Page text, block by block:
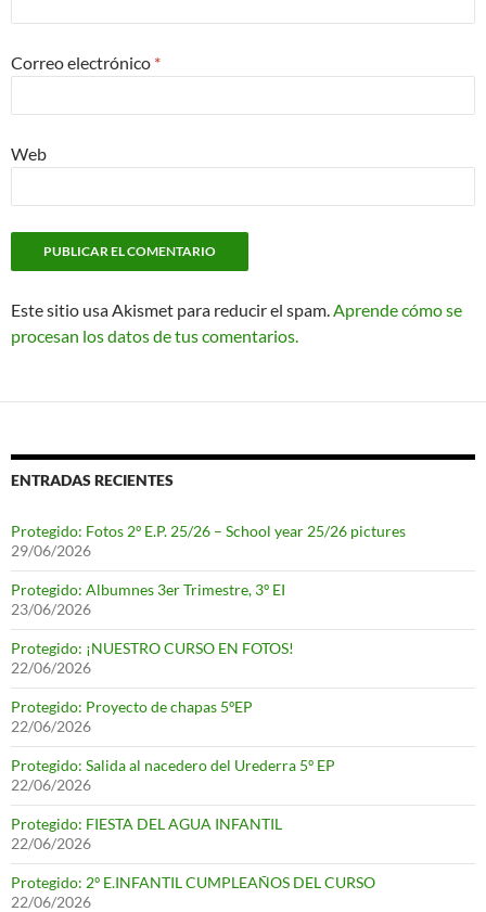
Correo electrónico *
Web
Este sitio usa Akismet para reducir el spam.Aprende cómo se
procesan los datos de tus comentarios.
ENTRADAS RECIENTES
Protegido: Fotos 2º E.P. 25/26 – School year 25/26 pictures
29/06/2026
Protegido: Albumnes 3er Trimestre, 3º EI
23/06/2026
Protegido: ¡NUESTRO CURSO EN FOTOS!
22/06/2026
Protegido: Proyecto de chapas 5ºEP
22/06/2026
Protegido: Salida al nacedero del Urederra 5º EP
22/06/2026
Protegido: FIESTA DEL AGUA INFANTIL
22/06/2026
Protegido: 2º E.INFANTIL CUMPLEAÑOS DEL CURSO
22/06/2026